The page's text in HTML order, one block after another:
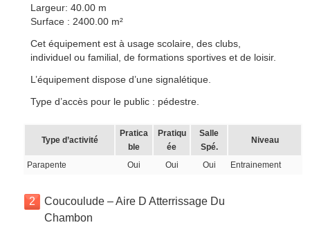
Largeur: 40.00 m
Surface : 2400.00 m²
Cet équipement est à usage scolaire, des clubs,
individuel ou familial, de formations sportives et de loisir.
L’équipement dispose d’une signalétique.
Type d’accès pour le public : pédestre.
Type d’activité
Pratica
ble
Pratiqu
ée
Salle
Spé.
Niveau
Parapente Oui Oui Oui Entrainement
2
Coucoulude – Aire D Atterrissage Du
Chambon